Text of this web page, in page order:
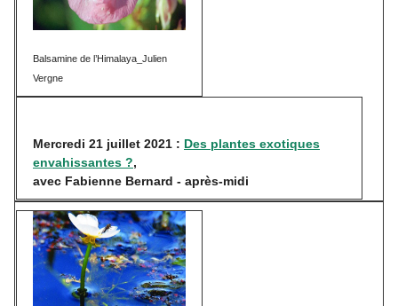
Balsamine de l’Himalaya_Julien
Vergne
Mercredi 21 juillet 2021 : Des plantes exotiques
envahissantes ?,
avec Fabienne Bernard - après-midi